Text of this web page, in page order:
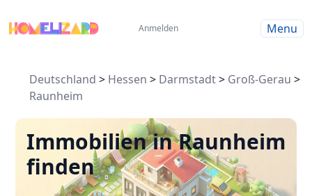
Anmelden Menu
Deutschland > Hessen > Darmstadt> Groß-Gerau >
Raunheim
Immobilien in Raunheim
finden